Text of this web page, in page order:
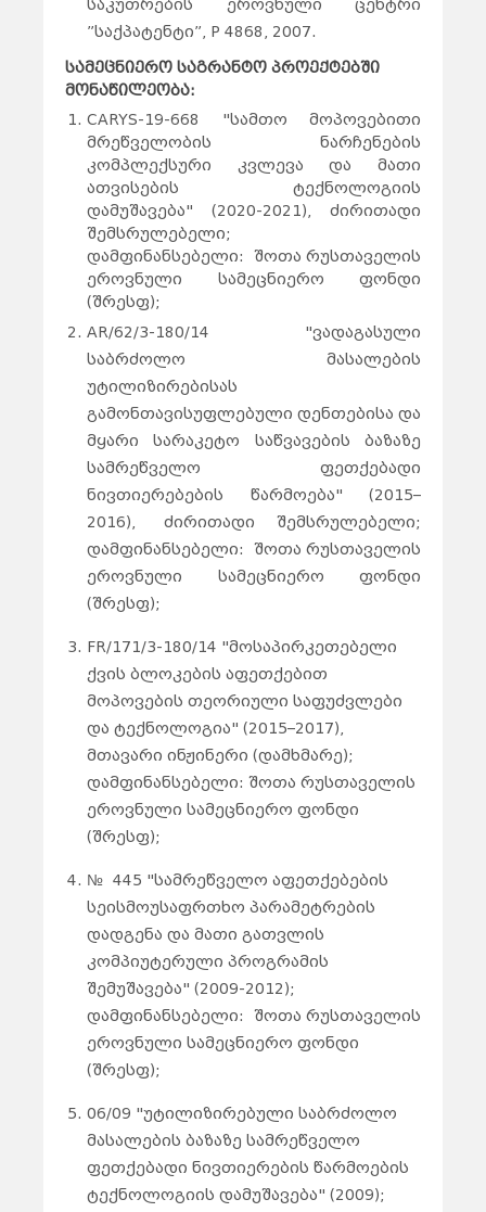
საკუთრების ეროვნული ცენტრი
”საქპატენტი”, P 4868, 2007.
სამეცნიერო საგრანტო პროექტებში
მონაწილეობა:
CARYS-19-668 "სამთო მოპოვებითი
მრეწველობის ნარჩენების
კომპლექსური კვლევა და მათი
ათვისების ტექნოლოგიის
დამუშავება" (2020-2021), ძირითადი
შემსრულებელი;
დამფინანსებელი: შოთა რუსთაველის
ეროვნული სამეცნიერო ფონდი
(შრესფ);
AR/62/3-180/14 "ვადაგასული
საბრძოლო მასალების
უტილიზირებისას
გამონთავისუფლებული დენთებისა და
მყარი სარაკეტო საწვავების ბაზაზე
სამრეწველო ფეთქებადი
ნივთიერებების წარმოება" (2015–
2016), ძირითადი შემსრულებელი;
დამფინანსებელი: შოთა რუსთაველის
ეროვნული სამეცნიერო ფონდი
(შრესფ);
FR/171/3-180/14 "მოსაპირკეთებელი
ქვის ბლოკების აფეთქებით
მოპოვების თეორიული საფუძვლები
და ტექნოლოგია" (2015–2017),
მთავარი ინჟინერი (დამხმარე);
დამფინანსებელი: შოთა რუსთაველის
ეროვნული სამეცნიერო ფონდი
(შრესფ);
№ 445 "სამრეწველო აფეთქებების
სეისმოუსაფრთხო პარამეტრების
დადგენა და მათი გათვლის
კომპიუტერული პროგრამის
შემუშავება" (2009-2012);
დამფინანსებელი: შოთა რუსთაველის
ეროვნული სამეცნიერო ფონდი
(შრესფ);
06/09 "უტილიზირებული საბრძოლო
მასალების ბაზაზე სამრეწველო
ფეთქებადი ნივთიერების წარმოების
ტექნოლოგიის დამუშავება" (2009);